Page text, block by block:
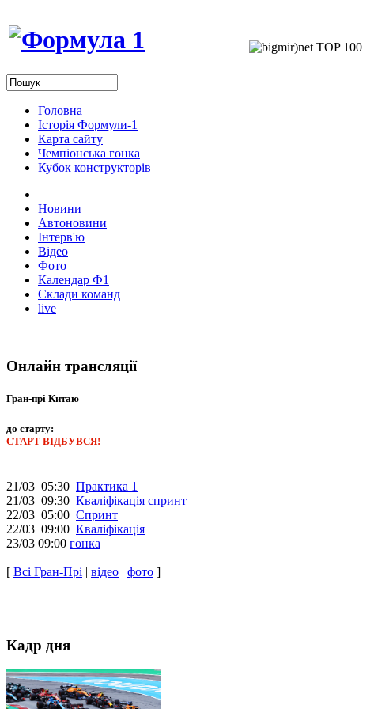
Головна
Історія Формули-1
Карта сайту
Чемпіонська гонка
Кубок конструкторів
Новини
Автоновини
Інтерв'ю
Відео
Фото
Календар Ф1
Склади команд
live
Онлайн трансляції
Гран-прі Китаю
до старту:
СТАРТ ВІДБУВСЯ!
21/03 05:30 Практика 1
21/03 09:30 Кваліфікація спринт
22/03 05:00 Спринт
22/03 09:00 Кваліфікація
23/03 09:00 гонка
[ Всі Гран-Прі | відео | фото ]
Кадр дня